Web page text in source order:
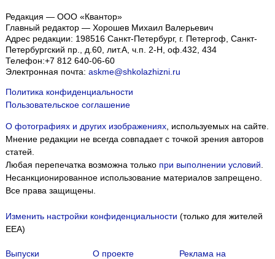
Редакция — ООО «Квантор»
Главный редактор — Хорошев Михаил Валерьевич
Адрес редакции: 198516 Санкт-Петербург, г. Петергоф Санкт-
Петербургский пр., д.60, лит.А, ч.п. 2-Н, оф.432, 434
Телефон:+7 812 640-06-60
Электронная почта: askme@shkolazhizni.ru
Политика конфиденциальности
Пользовательское соглашение
О фотографиях и других изображениях, используемых на сайте.
Мнение редакции не всегда совпадает с точкой зрения авторов
статей.
Любая перепечатка возможна только при выполнении условий
Несанкционированное использование материалов запрещено.
Все права защищены.
Изменить настройки конфиденциальности (только для жителей
EEA)
Выпуски О проекте Реклама на